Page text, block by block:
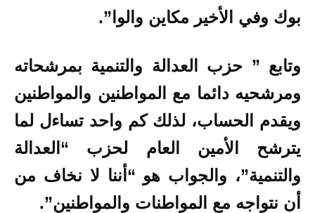
بوك وفي الأخير مكاين والوا”.
وتابع ” حزب العدالة والتنمية بمرشحاته
ومرشحيه دائما مع المواطنين والمواطنين
ويقدم الحساب، لذلك كم واحد تساءل لما
يترشح الأمين العام لحزب “العدالة
والتنمية”، والجواب هو “أننا لا نخاف من
أن نتواجه مع المواطنات والمواطنين”.